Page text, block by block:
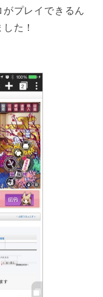
がプレイできるん
た！